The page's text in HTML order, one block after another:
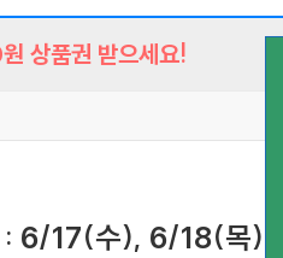
상품권 받으세요!
: 6/17(수), 6/18(목)